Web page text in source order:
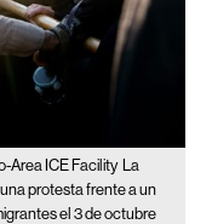
Area ICE Facility
La
protesta frente a un
el 3 de octubre